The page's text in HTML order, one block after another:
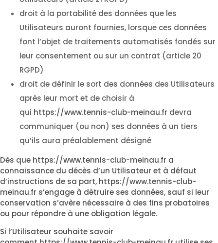
droit à la portabilité des données que les
Utilisateurs auront fournies, lorsque ces données
font l’objet de traitements automatisés fondés sur
leur consentement ou sur un contrat (article 20
RGPD)
droit de définir le sort des données des Utilisateurs
après leur mort et de choisir à
qui https://www.tennis-club-meinau.fr devra
communiquer (ou non) ses données à un tiers
qu’ils aura préalablement désigné
Dès que https://www.tennis-club-meinau.fr a
connaissance du décès d’un Utilisateur et à défaut
d’instructions de sa part, https://www.tennis-club-
meinau.fr s’engage à détruire ses données, sauf si leur
conservation s’avère nécessaire à des fins probatoires
ou pour répondre à une obligation légale.
Si l’Utilisateur souhaite savoir